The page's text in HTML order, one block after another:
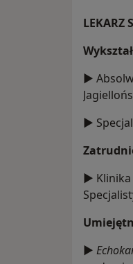
LEKARZ
►
►
► Klinika
►